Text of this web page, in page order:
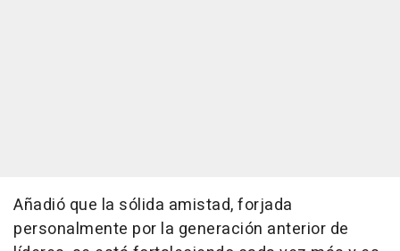
Añadió que la sólida amistad, forjada
personalmente por la generación anterior de